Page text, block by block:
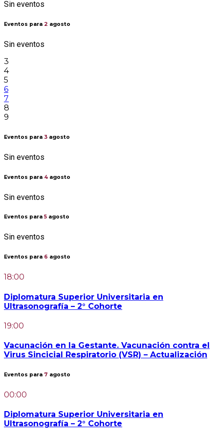
Sin eventos
Eventos para 2 agosto
Sin eventos
3
4
5
6
7
8
9
Eventos para 3 agosto
Sin eventos
Eventos para 4 agosto
Sin eventos
Eventos para 5 agosto
Sin eventos
Eventos para 6 agosto
18:00
Diplomatura Superior Universitaria en
Ultrasonografía – 2° Cohorte
19:00
Vacunación en la Gestante. Vacunación contra el
Virus Sincicial Respiratorio (VSR) – Actualización
Eventos para 7 agosto
00:00
Diplomatura Superior Universitaria en
Ultrasonografía – 2° Cohorte